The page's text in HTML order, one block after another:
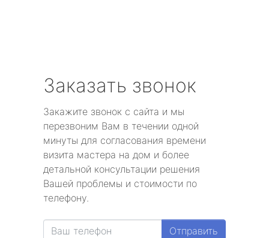
Заказать звонок
Закажите звонок с сайта и мы
перезвоним Вам в течении одной
минуты для согласования времени
визита мастера на дом и более
детальной консультации решения
Вашей проблемы и стоимости по
телефону.
Отправить